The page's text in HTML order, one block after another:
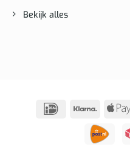
Bekijk alles
IDeal Klarna